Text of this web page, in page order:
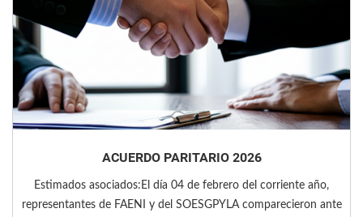
ACUERDO PARITARIO 2026
Estimados asociados:El día 04 de febrero del corriente año,
representantes de FAENI y del SOESGPYLA comparecieron ante